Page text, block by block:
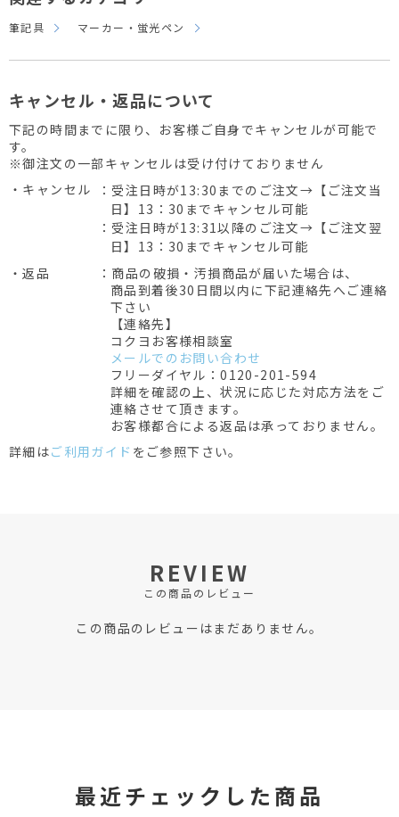
筆記具 マーカー・蛍光ペン
キャンセル・返品について
下記の時間までに限り、お客様ご自身でキャンセルが可能で
す。
※御注文の一部キャンセルは受け付けておりません
・キャンセル
：受注日時が13:30までのご注文→【ご注文当
日】13：30までキャンセル可能
：受注日時が13:31以降のご注文→【ご注文翌
日】13：30までキャンセル可能
・返品
：商品の破損・汚損商品が届いた場合は、
商品到着後30日間以内に下記連絡先へご連絡
下さい
【連絡先】
コクヨお客様相談室
メールでのお問い合わせ
フリーダイヤル：0120-201-594
詳細を確認の上、状況に応じた対応方法をご
連絡させて頂きます。
お客様都合による返品は承っておりません。
詳細はご利用ガイド をご参照下さい。
REVIEW
この商品のレビュー
この商品のレビューはまだありません。
最近チェックした商品